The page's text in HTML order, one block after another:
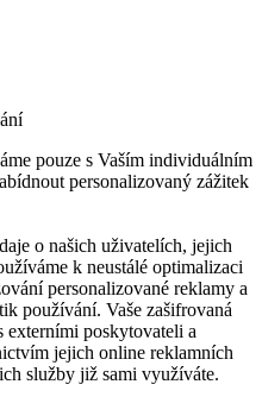
pouze s Vaším individuálním
personalizovaný zážitek
o našich uživatelích, jejich
k neustálé optimalizaci
personalizované reklamy a
používání. Vaše zašifrovaná
externími poskytovateli a
jejich online reklamních
služby již sami využíváte.